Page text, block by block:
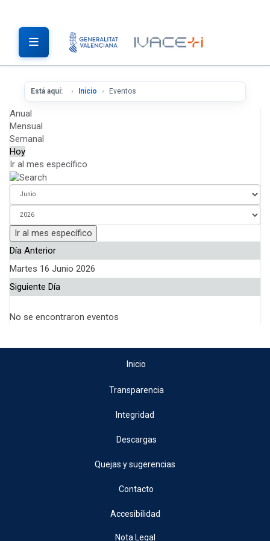
Está aquí: Inicio Eventos
Anual
Mensual
Semanal
Hoy
Ir al mes específico
Ir al mes específico
Día Anterior
Martes 16 Junio 2026
Siguiente Día
No se encontraron eventos
Inicio
Transparencia
Integridad
Descargas
Quejas y sugerencias
Contacto
Accesibilidad
Nota Legal